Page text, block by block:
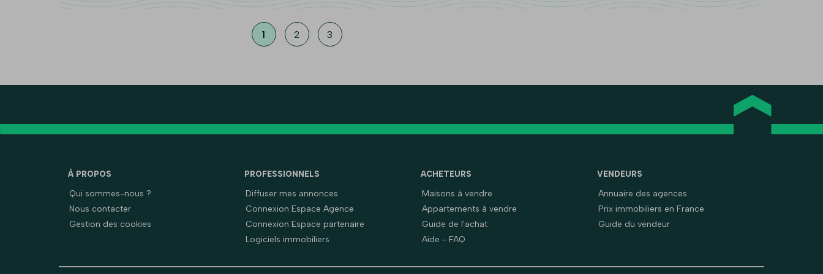
1 2 3
À PROPOS
Qui sommes-nous ?
Nous contacter
Gestion des cookies
PROFESSIONNELS
Diffuser mes annonces
Connexion Espace Agence
Connexion Espace partenaire
Logiciels immobiliers
ACHETEURS
Maisons à vendre
Appartements à vendre
Guide de l'achat
Aide - FAQ
VENDEURS
Annuaire des agences
Prix immobiliers en France
Guide du vendeur